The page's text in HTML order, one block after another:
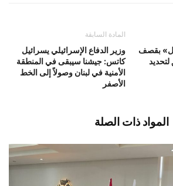
المادة السابقة
وزير الدفاع الإسرائيلي يسرائيل
كاتس: جيشنا سيبقى في المنطقة
الأمنية في لبنان وصولاً إلى الخط
الأصفر
بقصف
المواد ذات الصلة
بلدية رميشفي
من...